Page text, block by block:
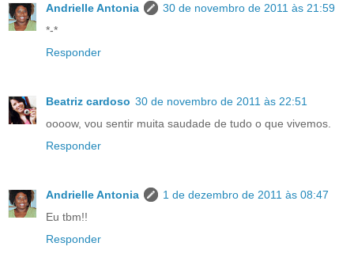
Andrielle Antonia
30 de novembro de 2011 às 21:59
*-*
Responder
Beatriz cardoso 30 de novembro de 2011 às 22:51
oooow, vou sentir muita saudade de tudo o que vivemos.
Responder
Andrielle Antonia
1 de dezembro de 2011 às 08:47
Eu tbm!!
Responder